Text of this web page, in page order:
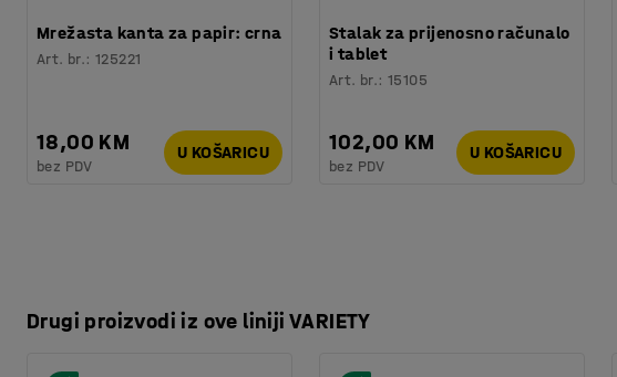
Mrežasta kanta za papir: crna
Art. br.:125221
18,00 KM
bez PDV
U KOŠARICU
Stalak za prijenosno računalo
i tablet
Art. br.:15105
102,00 KM
bez PDV
U KOŠARICU
Drugi proizvodi iz ove liniji VARIETY